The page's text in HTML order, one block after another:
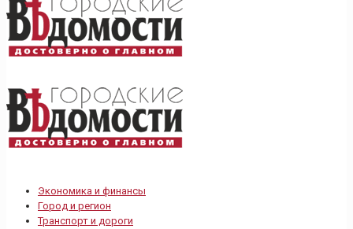
Экономика и финансы
Город и регион
Транспорт и дороги